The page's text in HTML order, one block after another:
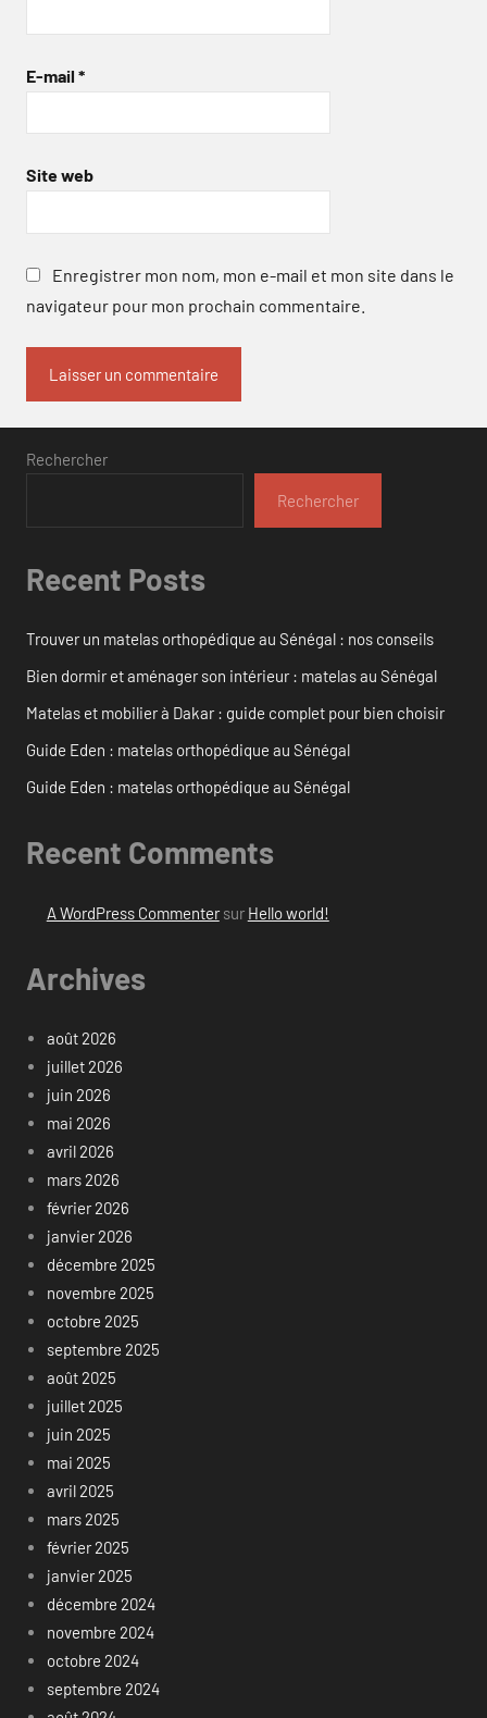
E-mail *
Site web
Enregistrer mon nom, mon e-mail et mon site dans le
navigateur pour mon prochain commentaire.
Rechercher
Rechercher
Recent Posts
Trouver un matelas orthopédique au Sénégal : nos conseils
Bien dormir et aménager son intérieur : matelas au Sénégal
Matelas et mobilier à Dakar : guide complet pour bien choisir
Guide Eden : matelas orthopédique au Sénégal
Guide Eden : matelas orthopédique au Sénégal
Recent Comments
A WordPress Commentersur Hello world!
Archives
août 2026
juillet 2026
juin 2026
mai 2026
avril 2026
mars 2026
février 2026
janvier 2026
décembre 2025
novembre 2025
octobre 2025
septembre 2025
août 2025
juillet 2025
juin 2025
mai 2025
avril 2025
mars 2025
février 2025
janvier 2025
décembre 2024
novembre 2024
octobre 2024
septembre 2024